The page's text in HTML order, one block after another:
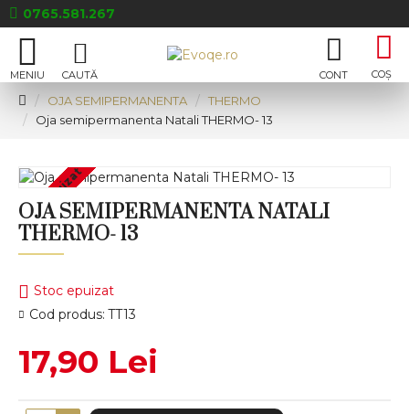
0765.581.267
OJA SEMIPERMANENTA
THERMO
Oja semipermanenta Natali THERMO- 13
Stoc epuizat
OJA SEMIPERMANENTA NATALI
THERMO- 13
Stoc epuizat
Cod produs: TT13
17,90 Lei